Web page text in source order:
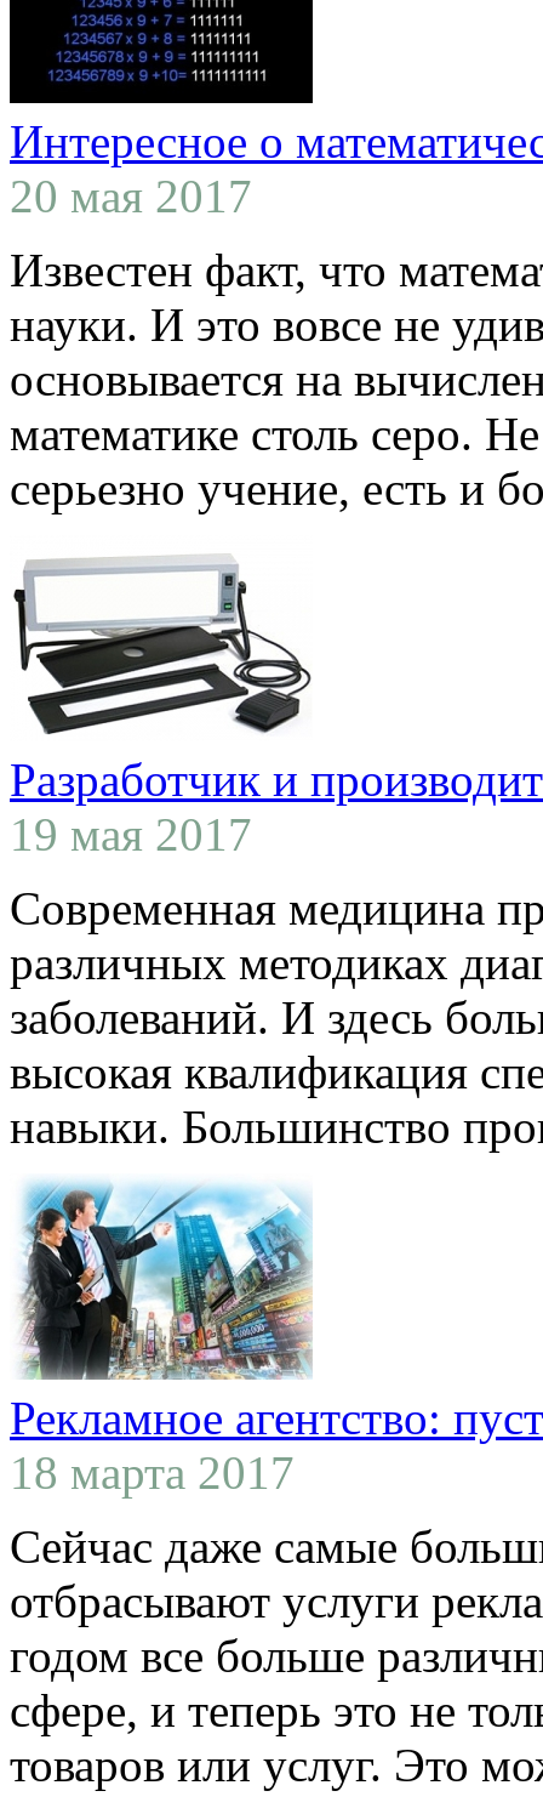
Интересное о
20 мая 2017
Известен факт, что
науки. И это вовсе не
основывается на
математике столь серо.
серьезно учение, есть и
Разработчик и
19 мая 2017
Современная медицина
различных методиках
заболеваний. И здесь
высокая квалификация
навыки. Большинство
Рекламное агентство:
18 марта 2017
Сейчас даже самые
отбрасывают услуги
годом все больше
сфере, и теперь это не
товаров или услуг. Это